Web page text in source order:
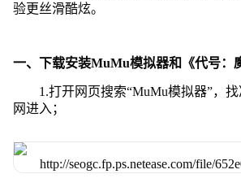
验更丝滑酷炫。
一、下载安装MuMu模拟器和《代号：
1.打开网页搜索“MuMu模拟器”，
网进入；